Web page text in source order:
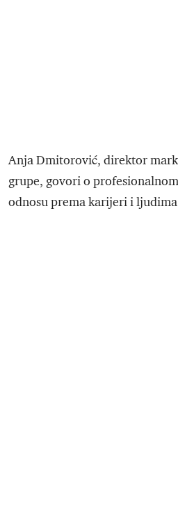
Anja Dmitorović, direktor
grupe, govori o
odnosu prema karijeri i